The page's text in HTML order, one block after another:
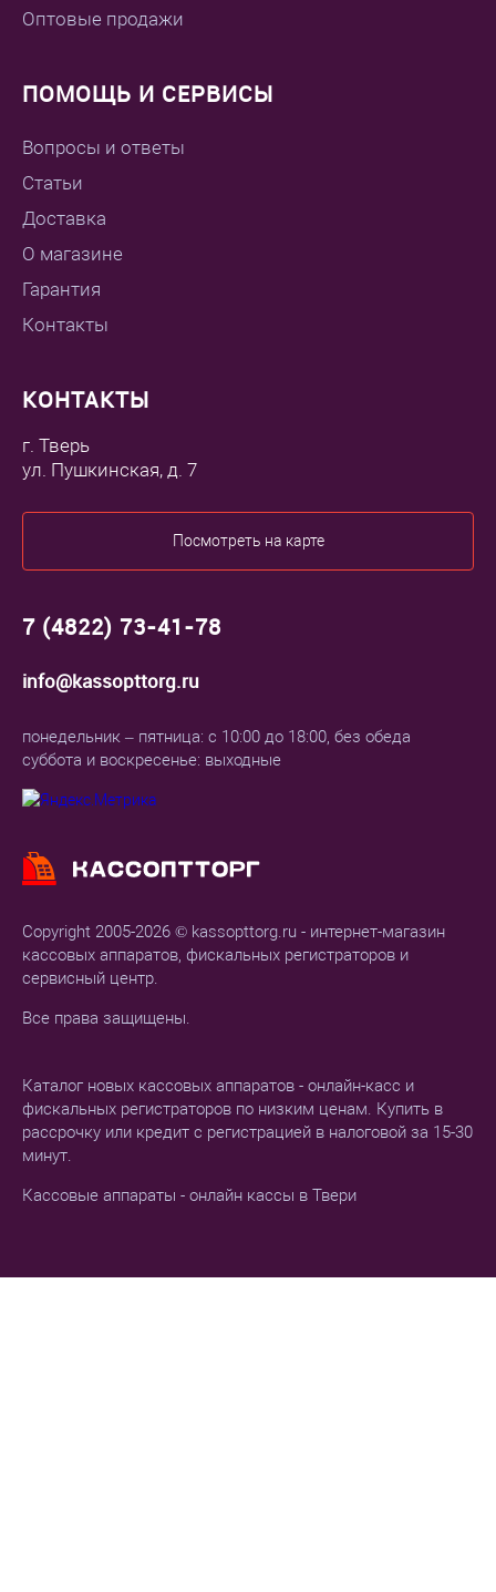
Оптовые продажи
ПОМОЩЬ И СЕРВИСЫ
Вопросы и ответы
Статьи
Доставка
О магазине
Гарантия
Контакты
Copyright 2005-2026 © kassopttorg.ru - интернет-магазин
кассовых аппаратов, фискальных регистраторов и
сервисный центр.
Все права защищены.
Каталог новых кассовых аппаратов - онлайн-касс и
фискальных регистраторов по низким ценам. Купить в
рассрочку или кредит с регистрацией в налоговой за 15-30
минут.
Кассовые аппараты - онлайн кассы в Твери
КОНТАКТЫ
г. Тверь
ул. Пушкинская, д. 7
Посмотреть на карте
7 (4822) 73-41-78
info@kassopttorg.ru
понедельник – пятница: с 10:00 до 18:00, без обеда
суббота и воскресенье: выходные